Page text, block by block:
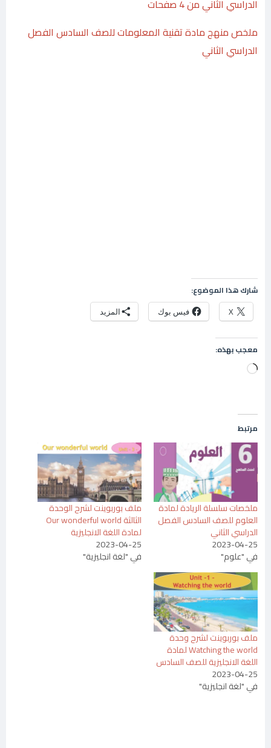
الدراسي الثاني من 4 صفحات
ملخص منهج مادة تقنية المعلومات للصف السادس الفصل
الدراسي الثاني
شارك هذا الموضوع:
X فيس بوك المزيد
معجب بهذه:
جاري
مرتبط
ملخصات سلسلة الريادة لمادة
العلوم للصف السادس الفصل
الدراسي الثاني
2023-04-25
في "علوم"
ملف بوربوينت لشرح الوحدة
الثالثة Our wonderful world
لمادة اللغة الانجليزية
2023-04-25
في "لغة انجليزية"
ملف بوربوينت لشرح وحدة
Watching the world لمادة
اللغة الانجليزية للصف السادس
2023-04-25
في "لغة انجليزية"